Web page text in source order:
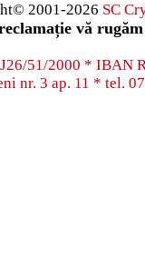
2001-2026 SC
vă
51/2000 * IBAN
nr. 3 ap. 11 * tel.